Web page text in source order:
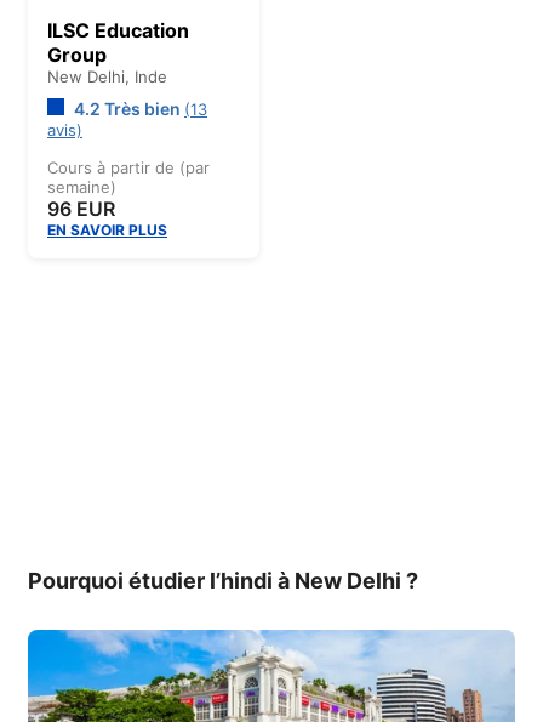
ILSC Education
Group
New Delhi, Inde
4.2 Très bien (13
avis)
Cours à partir de (par
semaine)
96 EUR
EN SAVOIR PLUS
Pourquoi étudier l’hindi à New Delhi ?